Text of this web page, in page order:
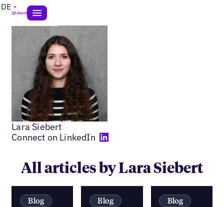
DE
Lara Siebert
Connect on LinkedIn
All articles by Lara Siebert
Blog
Blog
Blog